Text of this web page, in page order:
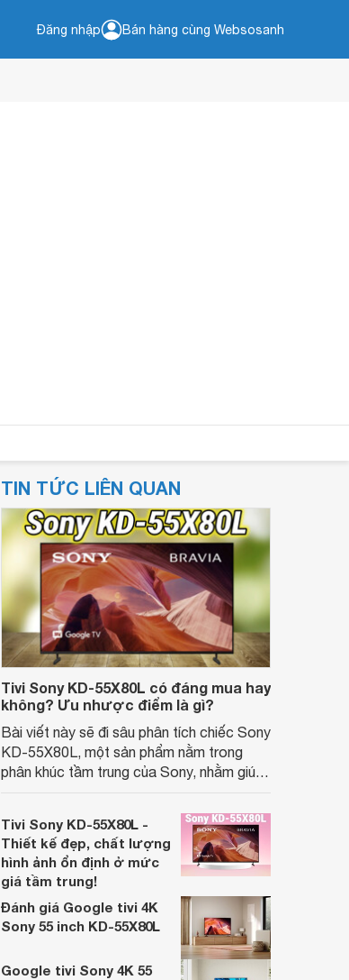
Đăng nhập Bán hàng cùng Websosanh
TIN TỨC LIÊN QUAN
Tivi Sony KD-55X80L có đáng mua hay
không? Ưu nhược điểm là gì?
Bài viết này sẽ đi sâu phân tích chiếc Sony
KD-55X80L, một sản phẩm nằm trong
phân khúc tầm trung của Sony, nhằm giúp
lượng, tính năng và giá trị mà nó mang lại.
Liệu chiếc tivi này có thực sự là một lựa
chọn thông minh cho ngân sách hạn hẹp
hay không?
Tivi Sony KD-55X80L -
Thiết kế đẹp, chất lượng
hình ảnh ổn định ở mức
giá tầm trung!
Đánh giá Google tivi 4K
Sony 55 inch KD-55X80L
Google tivi Sony 4K 55